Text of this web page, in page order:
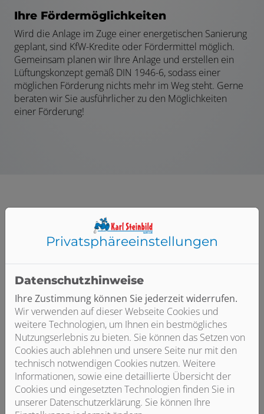
Ihre Fördermöglichkeiten
Wird die Anlage im Zuge einer energetischen Sanierung
geplant, sind KfW-Kredite oder Fördermittel möglich.
Gemeinsam planen wir Ihre Anlage und erstellen ein
Lüftungskonzept gemäß DIN 1946-6, sodass einer
möglichen Förderung nichts mehr im Weg steht. Gerne
beraten wir Sie ausführlicher zu den Möglichkeiten
einer Förderung!
Privatsphäre­einstellungen
Datenschutzhinweise
Ihre Zustimmung können Sie jederzeit widerrufen.
Wir verwenden auf dieser Webseite Cookies und
weitere Technologien, um Ihnen ein bestmögliches
Nutzungserlebnis zu bieten. Sie können das Setzen von
Cookies auch ablehnen und unsere Seite nur mit den
technisch notwendigen Cookies nutzen. Weitere
Informationen, sowie eine detaillierte Übersicht der
Cookies und eingesetzten Technologien finden Sie in
unserer Datenschutzerklärung. Sie können Ihre